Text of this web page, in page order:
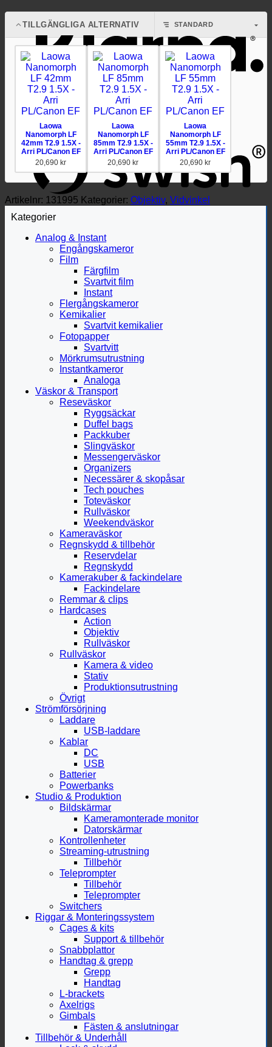
1.5X
-
Arri
PL/Canon
EF
mängd
TILLGÄNGLIGA ALTERNATIV
Laowa
Nanomorph LF
42mm T2.9 1.5X -
Arri PL/Canon EF
20,690 kr
Laowa
Nanomorph LF
85mm T2.9 1.5X -
Arri PL/Canon EF
20,690 kr
Laowa
Nanomorph LF
55mm T2.9 1.5X -
Arri PL/Canon EF
20,690 kr
Artikelnr: 131995 Kategorier: Objektiv, Vidvinkel
Kategorier
Analog & Instant
Engångskameror
Film
Färgfilm
Svartvit film
Instant
Flergångskameror
Kemikalier
Svartvit kemikalier
Fotopapper
Svartvitt
Mörkrumsutrustning
Instantkameror
Analoga
Väskor & Transport
Reseväskor
Ryggsäckar
Duffel bags
Packkuber
Slingväskor
Messengerväskor
Organizers
Necessärer & skopåsar
Tech pouches
Toteväskor
Rullväskor
Weekendväskor
Kameraväskor
Regnskydd & tillbehör
Reservdelar
Regnskydd
Kamerakuber & fackindelare
Fackindelare
Remmar & clips
Hardcases
Action
Objektiv
Rullväskor
Rullväskor
Kamera & video
Stativ
Produktionsutrustning
Övrigt
Strömförsörjning
Laddare
USB-laddare
Kablar
DC
USB
Batterier
Powerbanks
Studio & Produktion
Bildskärmar
Kameramonterade monitor
Datorskärmar
Kontrollenheter
Streaming-utrustning
Tillbehör
Teleprompter
Tillbehör
Teleprompter
Switchers
Riggar & Monteringssystem
Cages & kits
Support & tillbehör
Snabbplattor
Handtag & grepp
Grepp
Handtag
L-brackets
Axelrigs
Gimbals
Fästen & anslutningar
Tillbehör & Underhåll